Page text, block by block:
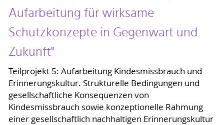
Aufarbeitung für wirksame
Schutzkonzepte in Gegenwart und
Zukunft"
Teilprojekt 5: Aufarbeitung Kindesmissbrauch und
Erinnerungskultur. Strukturelle Bedingungen und
gesellschaftliche Konsequenzen von
Kindesmissbrauch sowie konzeptionelle Rahmung
einer gesellschaftlich nachhaltigen Erinnerungskultur